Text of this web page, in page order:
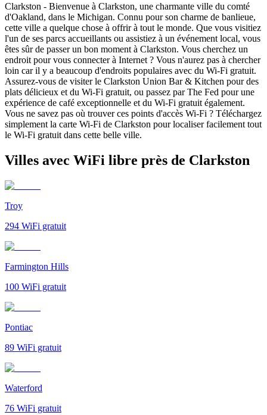
Clarkston - Bienvenue à Clarkston, une charmante ville du comté
d'Oakland, dans le Michigan. Connu pour son charme de banlieue,
cette ville a quelque chose à offrir à tout le monde. Que vous visitiez
l'un de ses parcs accueillants ou assistiez à un événement local, vous
êtes sûr de passer un bon moment à Clarkston. Vous cherchez un
endroit pour vous connecter à Internet ? Vous n'aurez pas à chercher
loin car il y a beaucoup d'endroits populaires avec du Wi-Fi gratuit.
Assurez-vous de visiter le Clarkston Union Bar & Kitchen pour des
plats délicieux et du Wi-Fi gratuit, ou passez par The Fed pour une
expérience de café exceptionnelle et du Wi-Fi gratuit également.
Vous ne savez pas où trouver ces points d'accès Wi-Fi ? Téléchargez
simplement la carte Wi-Fi de Clarkston pour localiser facilement tout
le Wi-Fi gratuit dans cette belle ville.
Villes avec WiFi libre près de Clarkston
Troy
294 WiFi gratuit
Farmington Hills
100 WiFi gratuit
Pontiac
89 WiFi gratuit
Waterford
76 WiFi gratuit